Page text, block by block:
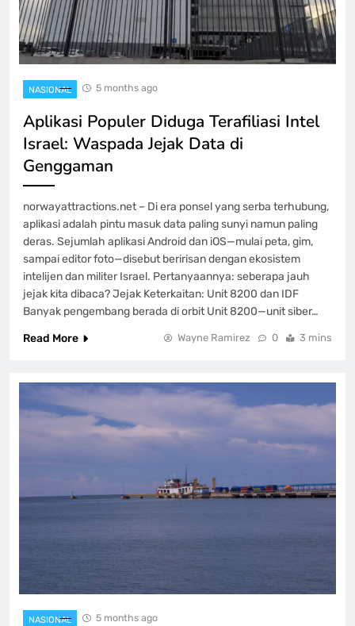
NASIONAL 5 months ago
Aplikasi Populer Diduga Terafiliasi Intel
Israel: Waspada Jejak Data di
Genggaman
norwayattractions.net – Di era ponsel yang serba terhubung,
aplikasi adalah pintu masuk data paling sunyi namun paling
deras. Sejumlah aplikasi Android dan iOS—mulai peta, gim,
sampai editor foto—disebut beririsan dengan ekosistem
intelijen dan militer Israel. Pertanyaannya: seberapa jauh
jejak kita dibaca? Jejak Keterkaitan: Unit 8200 dan IDF
Banyak pengembang berada di orbit Unit 8200—unit siber…
Read More
Wayne Ramirez 0 3 mins
NASIONAL 5 months ago